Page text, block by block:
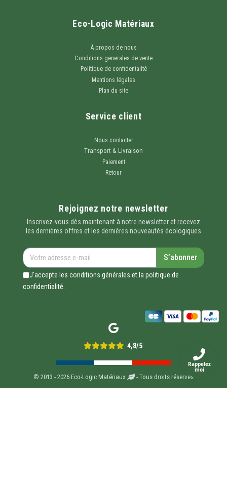
Eco-Logic Matériaux
À propos de nous
Conditions generales de vente
Politique de confidentalité
Mentions légales
Plan du site
Service client
Nous contacter
Transport & Livraison
Paiement
Retour
Rejoignez notre newsletter
Inscrivez-vous dès maintenant à notre newsletter et recevez
les dernières offres et les dernières nouveautés écologiques
S’abonner
J'accepte les conditions générales et la politique de
confidentialité.
4,8/5
© 2013 - 2026 Eco-Logic Matériaux - Tous droits réservés
Rappelez
moi